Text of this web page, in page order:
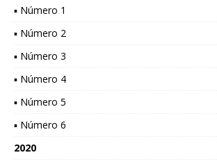
▪ Número 1
▪ Número 2
▪ Número 3
▪ Número 4
▪ Número 5
▪ Número 6
2020